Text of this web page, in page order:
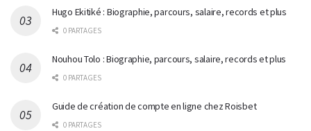
Hugo Ekitiké : Biographie, parcours, salaire, records et plus
0 PARTAGES
Nouhou Tolo : Biographie, parcours, salaire, records et plus
0 PARTAGES
Guide de création de compte en ligne chez Roisbet
0 PARTAGES